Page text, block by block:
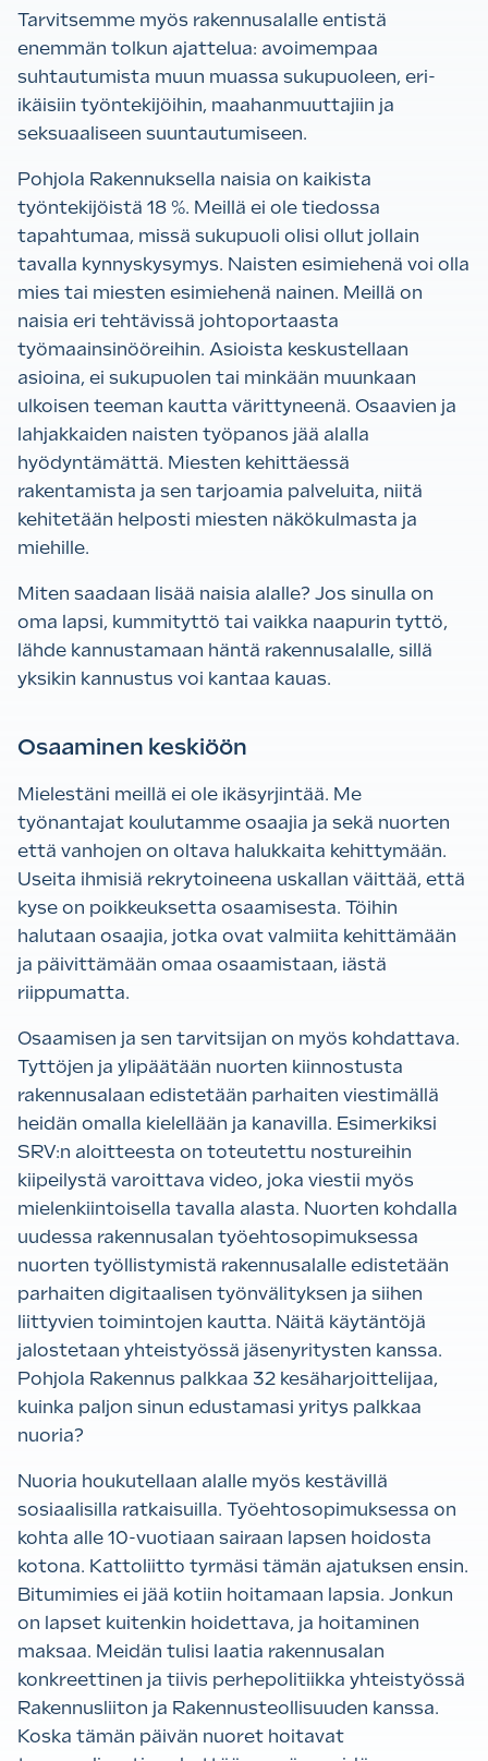
Tarvitsemme myös rakennusalalle entistä
enemmän tolkun ajattelua: avoimempaa
suhtautumista muun muassa sukupuoleen, eri-
ikäisiin työntekijöihin, maahanmuuttajiin ja
seksuaaliseen suuntautumiseen.
Pohjola Rakennuksella naisia on kaikista
työntekijöistä 18 %. Meillä ei ole tiedossa
tapahtumaa, missä sukupuoli olisi ollut jollain
tavalla kynnyskysymys. Naisten esimiehenä voi olla
mies tai miesten esimiehenä nainen. Meillä on
naisia eri tehtävissä johtoportaasta
työmaainsinööreihin. Asioista keskustellaan
asioina, ei sukupuolen tai minkään muunkaan
ulkoisen teeman kautta värittyneenä. Osaavien ja
lahjakkaiden naisten työpanos jää alalla
hyödyntämättä. Miesten kehittäessä
rakentamista ja sen tarjoamia palveluita, niitä
kehitetään helposti miesten näkökulmasta ja
miehille.
Miten saadaan lisää naisia alalle? Jos sinulla on
oma lapsi, kummityttö tai vaikka naapurin tyttö,
lähde kannustamaan häntä rakennusalalle, sillä
yksikin kannustus voi kantaa kauas.
Osaaminen keskiöön
Mielestäni meillä ei ole ikäsyrjintää. Me
työnantajat koulutamme osaajia ja sekä nuorten
että vanhojen on oltava halukkaita kehittymään.
Useita ihmisiä rekrytoineena uskallan väittää, että
kyse on poikkeuksetta osaamisesta. Töihin
halutaan osaajia, jotka ovat valmiita kehittämään
ja päivittämään omaa osaamistaan, iästä
riippumatta.
Osaamisen ja sen tarvitsijan on myös kohdattava.
Tyttöjen ja ylipäätään nuorten kiinnostusta
rakennusalaan edistetään parhaiten viestimällä
heidän omalla kielellään ja kanavilla. Esimerkiksi
SRV:n aloitteesta on toteutettu nostureihin
kiipeilystä varoittava video, joka viestii myös
mielenkiintoisella tavalla alasta. Nuorten kohdalla
uudessa rakennusalan työehtosopimuksessa
nuorten työllistymistä rakennusalalle edistetään
parhaiten digitaalisen työnvälityksen ja siihen
liittyvien toimintojen kautta. Näitä käytäntöjä
jalostetaan yhteistyössä jäsenyritysten kanssa.
Pohjola Rakennus palkkaa 32 kesäharjoittelijaa,
kuinka paljon sinun edustamasi yritys palkkaa
nuoria?
Nuoria houkutellaan alalle myös kestävillä
sosiaalisilla ratkaisuilla. Työehtosopimuksessa on
kohta alle 10-vuotiaan sairaan lapsen hoidosta
kotona. Kattoliitto tyrmäsi tämän ajatuksen ensin.
Bitumimies ei jää kotiin hoitamaan lapsia. Jonkun
on lapset kuitenkin hoidettava, ja hoitaminen
maksaa. Meidän tulisi laatia rakennusalan
konkreettinen ja tiivis perhepolitiikka yhteistyössä
Rakennusliiton ja Rakennusteollisuuden kanssa.
Koska tämän päivän nuoret hoitavat